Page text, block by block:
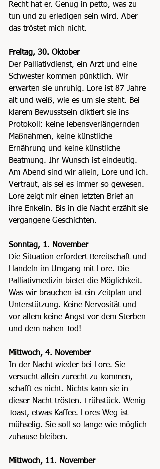
Recht hat er. Genug in petto, was zu
tun und zu erledigen sein wird. Aber
das tröstet mich nicht.
Freitag, 30. Oktober
Der Palliativdienst, ein Arzt und eine
Schwester kommen pünktlich. Wir
erwarten sie unruhig. Lore ist 87 Jahre
alt und weiß, wie es um sie steht. Bei
klarem Bewusstsein diktiert sie ins
Protokoll: keine lebensverlängernden
Maßnahmen, keine künstliche
Ernährung und keine künstliche
Beatmung. Ihr Wunsch ist eindeutig.
Am Abend sind wir allein, Lore und ich.
Vertraut, als sei es immer so gewesen.
Lore zeigt mir einen letzten Brief an
ihre Enkelin. Bis in die Nacht erzählt sie
vergangene Geschichten.
Sonntag, 1. November
Die Situation erfordert Bereitschaft und
Handeln im Umgang mit Lore. Die
Palliativmedizin bietet die Möglichkeit.
Was wir brauchen ist ein Zeitplan und
Unterstützung. Keine Nervosität und
vor allem keine Angst vor dem Sterben
und dem nahen Tod!
Mittwoch, 4. November
In der Nacht wieder bei Lore. Sie
versucht allein zurecht zu kommen,
schafft es nicht. Nichts kann sie in
dieser Nacht trösten. Frühstück. Wenig
Toast, etwas Kaffee. Lores Weg ist
mühselig. Sie soll so lange wie möglich
zuhause bleiben.
Mittwoch, 11. November